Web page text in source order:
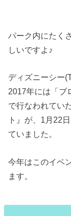
パーク内にたく
しいですよ♪
ディズニーシー
2017年には「ブ
で行なわれてい
ト』が、1月22
ていました。
今年はこのイベ
ます。